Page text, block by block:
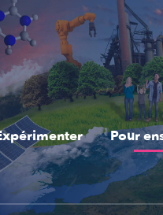
Pour